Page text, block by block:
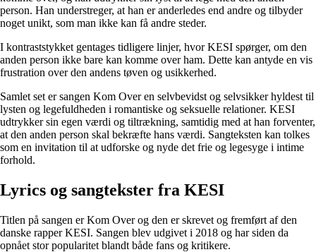
person. Han understreger, at han er anderledes end andre og tilbyder
noget unikt, som man ikke kan få andre steder.
I kontraststykket gentages tidligere linjer, hvor KESI spørger, om den
anden person ikke bare kan komme over ham. Dette kan antyde en vis
frustration over den andens tøven og usikkerhed.
Samlet set er sangen Kom Over en selvbevidst og selvsikker hyldest til
lysten og legefuldheden i romantiske og seksuelle relationer. KESI
udtrykker sin egen værdi og tiltrækning, samtidig med at han forventer,
at den anden person skal bekræfte hans værdi. Sangteksten kan tolkes
som en invitation til at udforske og nyde det frie og legesyge i intime
forhold.
Lyrics og sangtekster fra KESI
Titlen på sangen er Kom Over og den er skrevet og fremført af den
danske rapper KESI. Sangen blev udgivet i 2018 og har siden da
opnået stor popularitet blandt både fans og kritikere.